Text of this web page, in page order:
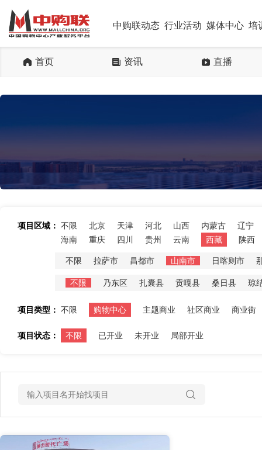
中购联动态 行业活动 媒体中心 培
首页 资讯 直播
项目区域： 不限 北京 天津 河北 山西 内蒙古
辽宁
海南
重庆 四川 贵州 云南 西藏 陕西
不限 拉萨市 昌都市 山南市 日喀则市
不限 乃东区 扎囊县 贡嘎县 桑日县 琼
项目类型： 不限 购物中心 主题商业 社区商业 商业街
项目状态： 不限 已开业 未开业 局部开业